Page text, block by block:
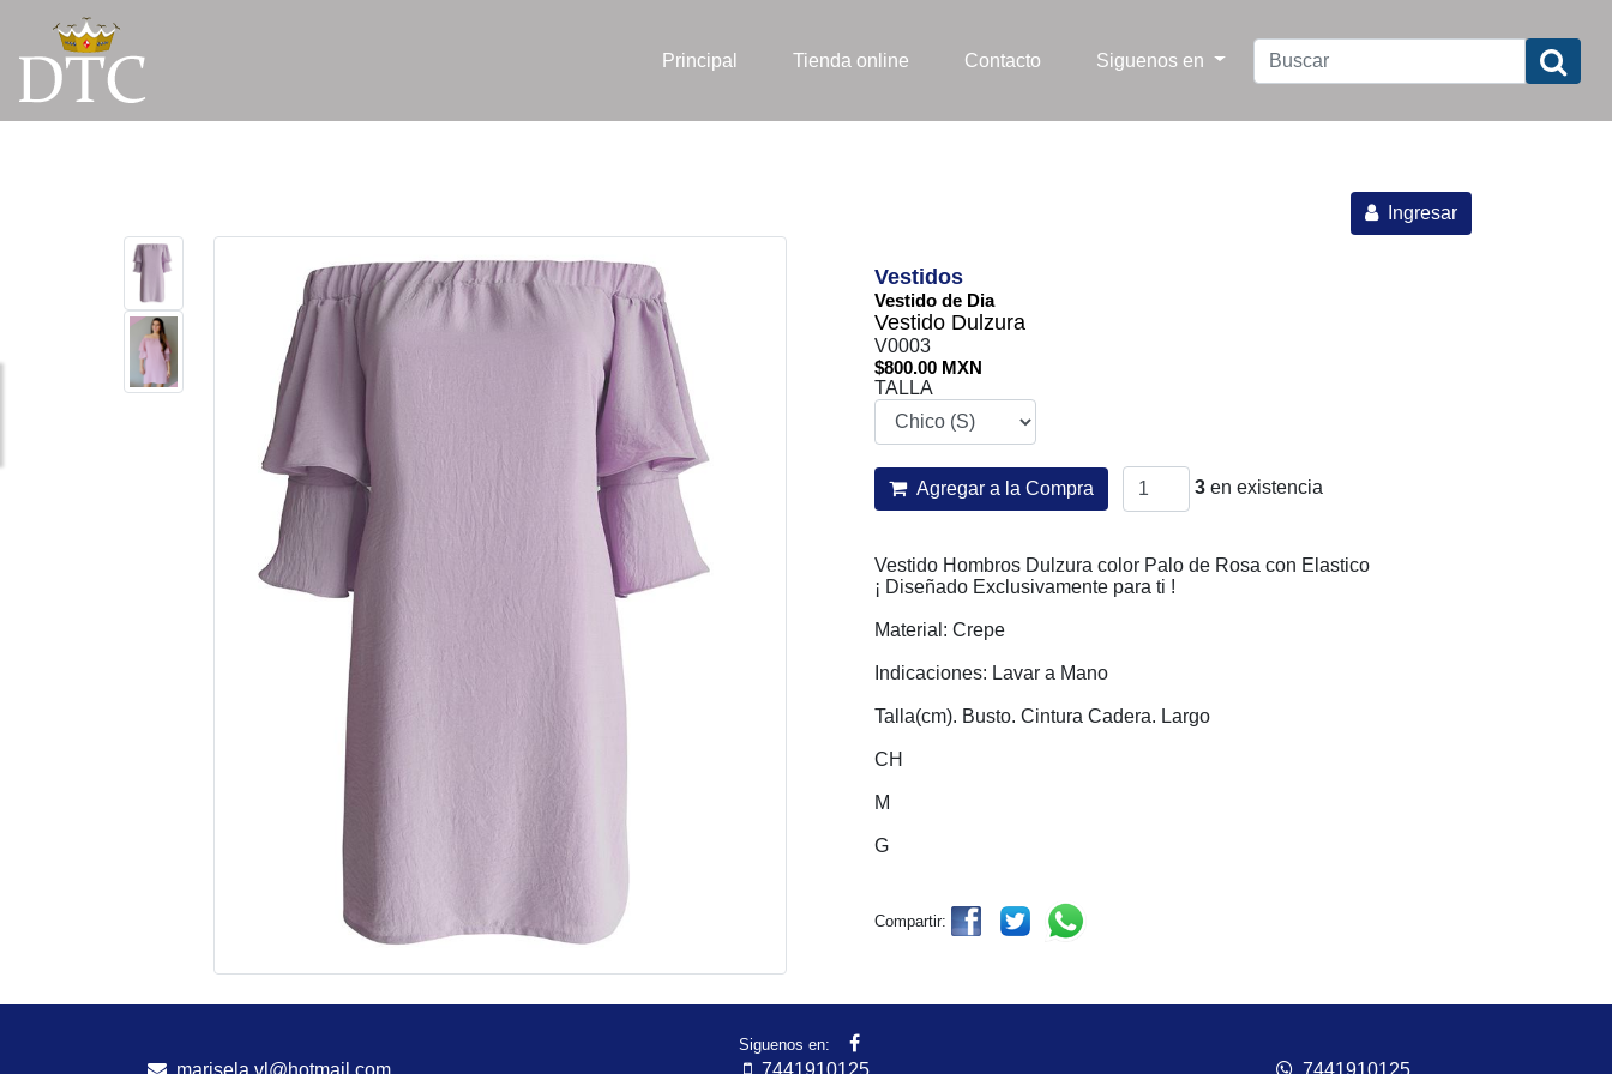
Principal Tienda online Contacto Siguenos en
Ingresar
Vestidos
Vestido de Dia
Vestido Dulzura
V0003
$800.00 MXN
TALLA
Agregar a la Compra 3en existencia
Vestido Hombros Dulzura color Palo de Rosa con Elastico
¡ Diseñado Exclusivamente para ti !
Material: Crepe
Indicaciones: Lavar a Mano
Talla(cm). Busto. Cintura Cadera. Largo
CH
M
G
Compartir:
Siguenos en:
marisela.vl@hotmail.com 7441910125 7441910125